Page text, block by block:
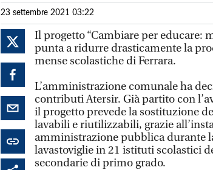
23 settembre 2021 03:22
Il progetto “Cambiare per educare:
punta a ridurre drasticamente la
mense scolastiche di Ferrara.
L’amministrazione comunale ha
contributi Atersir. Già partito con
il progetto prevede la sostituzione
lavabili e riutilizzabili, grazie
amministrazione pubblica durante
lavastoviglie in 21 istituti scolastici
secondarie di primo grado.